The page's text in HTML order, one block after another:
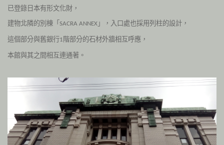
已登錄日本有形文化財，
建物北隣的別棟「 SACRA ANNEX 」，入口處也採用列柱的設計，
這個部分與舊銀行1 階部分的石材外牆相互呼應，
本館與其之間相互連通著。